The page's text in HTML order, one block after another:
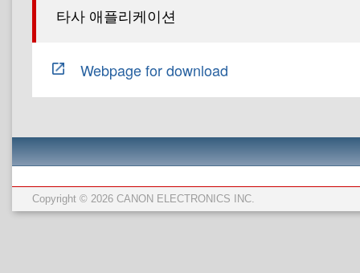
타사 애플리케이션
Webpage for download
Copyright © 2026 CANON ELECTRONICS INC.